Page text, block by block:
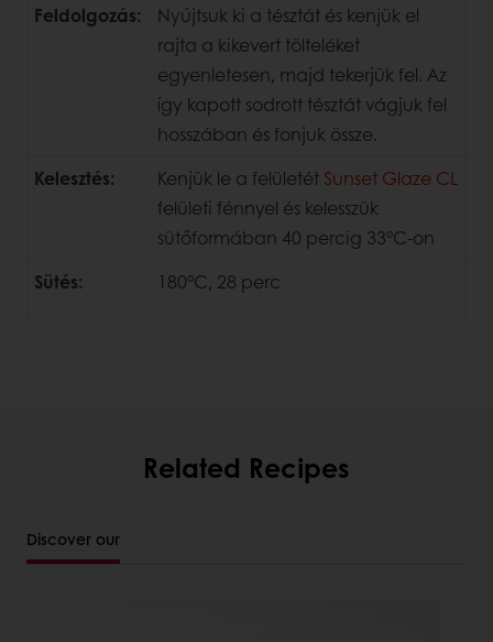
Feldolgozás:
Nyújtsuk ki a tésztát és kenjük el
rajta a kikevert tölteléket
egyenletesen, majd tekerjük fel. Az
így kapott sodrott tésztát vágjuk fel
hosszában és fonjuk össze.
Kelesztés:
Kenjük le a felületét Sunset Glaze CL
felületi fénnyel és kelesszük
sütőformában 40 percig 33°C-on
Sütés:
180°C, 28 perc
Related Recipes
Discover our